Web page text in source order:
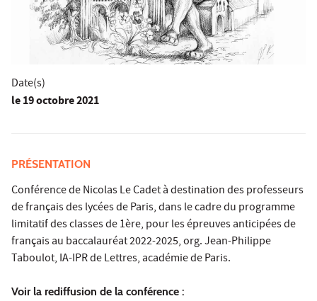
Date(s)
le19 octobre 2021
PRÉSENTATION
Conférence de Nicolas Le Cadet à destination des professeurs
de français des lycées de Paris, dans le cadre du programme
limitatif des classes de 1ère, pour les épreuves anticipées de
français au baccalauréat 2022-2025, org. Jean-Philippe
Taboulot, IA-IPR de Lettres, académie de Paris.
Voir la rediffusion de la conférence :